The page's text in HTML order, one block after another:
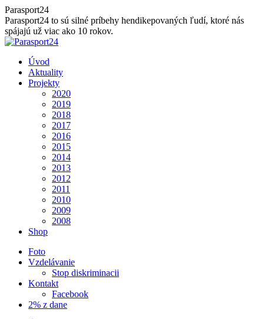
Skip
to
content
Parasport24
Parasport24 to sú silné príbehy hendikepovaných ľudí, ktoré nás
spájajú už viac ako 10 rokov.
Úvod
Aktuality
Projekty
2020
2019
2018
2017
2016
2015
2014
2013
2012
2011
2010
2009
2008
Shop
Foto
Vzdelávanie
Stop diskriminacii
Kontakt
Facebook
2% z dane